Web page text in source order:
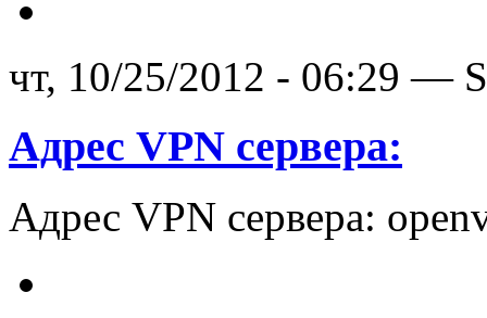
чт, 10/25/2012 - 06:29 —
Адрес VPN сервера:
Адрес VPN сервера: